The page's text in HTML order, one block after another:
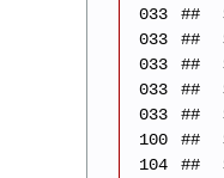
033
##
033
##
033
##
033
##
033
##
100
##
104
##